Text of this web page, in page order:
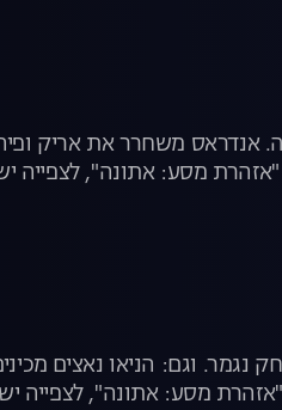
אנדראס משחרר את אריק
מסע: אתונה", לצפייה
נגמר. וגם: הניאו נאצים
מסע: אתונה", לצפייה